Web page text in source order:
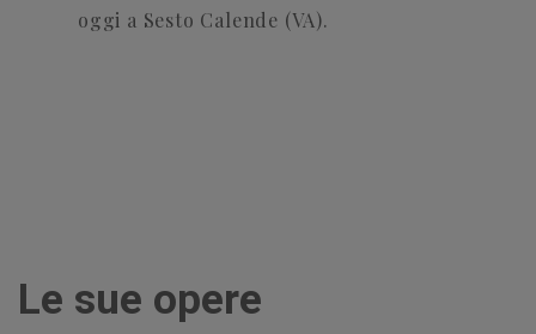
oggi a Sesto Calende (VA).
Le sue opere